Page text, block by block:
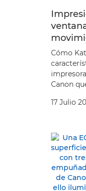
Cómo
Canon
17 Julio